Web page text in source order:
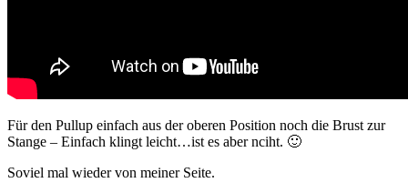
Für den Pullup einfach aus der oberen Position noch die Brust zur
Stange – Einfach klingt leicht…ist es aber nciht. 🙂
Soviel mal wieder von meiner Seite.